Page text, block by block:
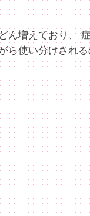
ん増えており、
ら使い分けされ